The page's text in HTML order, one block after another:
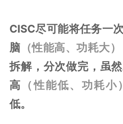
CISC尽可能将任务一
脑 （性能高、功耗大）
拆解，分次做完，虽
高 （性能低、功耗小）
低。